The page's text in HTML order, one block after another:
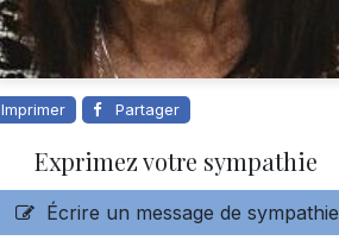
Imprimer Partager
Exprimez votre sympathie
Écrire un message de sympathie